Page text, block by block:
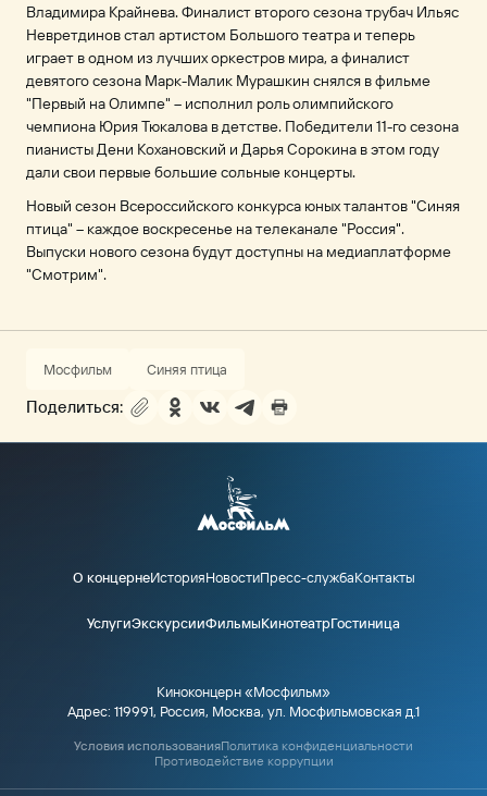
Владимира Крайнева. Финалист второго сезона трубач Ильяс
Невретдинов стал артистом Большого театра и теперь
играет в одном из лучших оркестров мира, а финалист
девятого сезона Марк-Малик Мурашкин снялся в фильме
"Первый на Олимпе" – исполнил роль олимпийского
чемпиона Юрия Тюкалова в детстве. Победители 11-го сезона
пианисты Дени Кохановский и Дарья Сорокина в этом году
дали свои первые большие сольные концерты.
Новый сезон Всероссийского конкурса юных талантов "Синяя
птица" – каждое воскресенье на телеканале "Россия".
Выпуски нового сезона будут доступны на медиаплатформе
"Смотрим".
Мосфильм Синяя птица
Поделиться:
О концернеИсторияНовостиПресс-службаКонтакты
УслугиЭкскурсииФильмыКинотеатрГостиница
Киноконцерн «Мосфильм»
Адрес: 119991, Россия, Москва, ул. Мосфильмовская д.1
Условия использованияПолитика конфиденциальности
Противодействие коррупции